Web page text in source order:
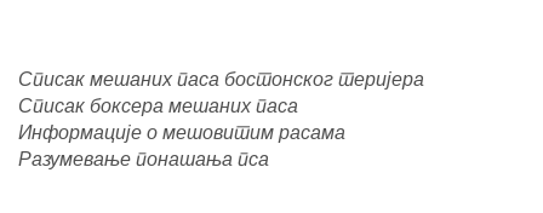
Списак мешаних паса бостонског теријера
Списак боксера мешаних паса
Информације о мешовитим расама
Разумевање понашања пса